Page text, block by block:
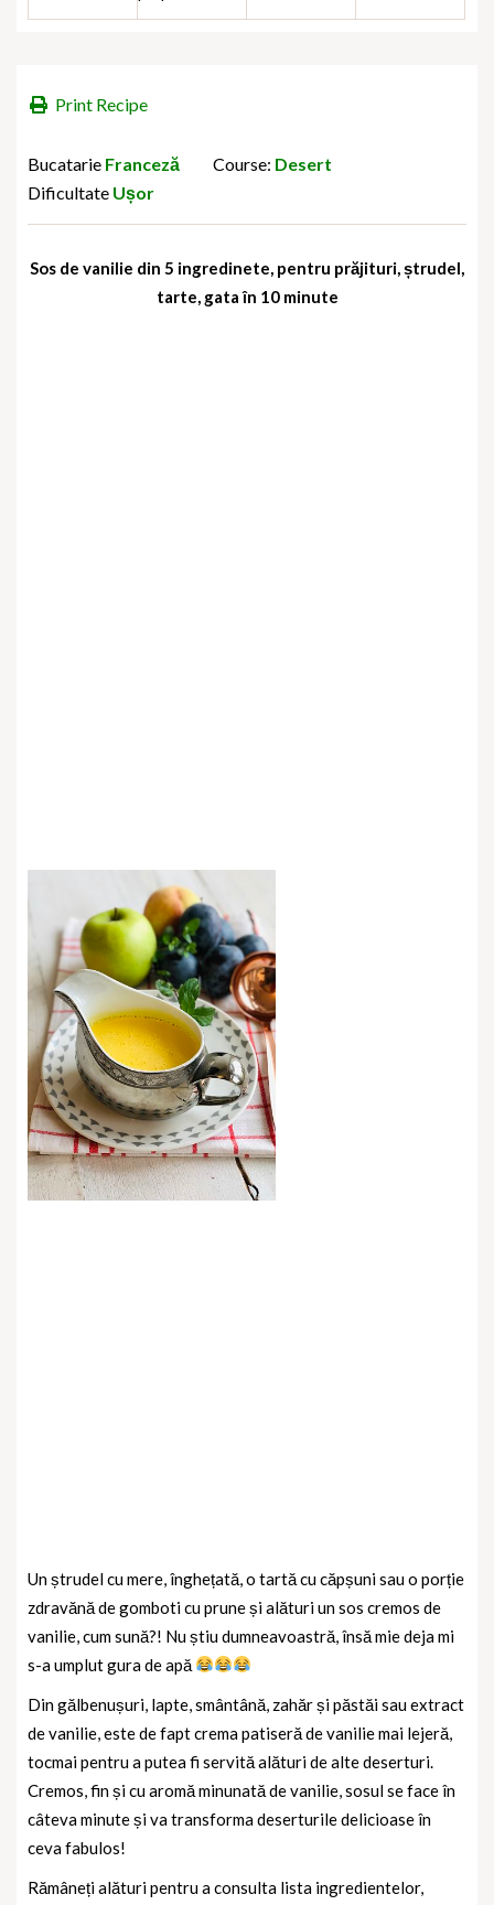
Print Recipe
Bucatarie Franceză Course: Desert
Dificultate Ușor
Sos de vanilie din 5 ingredinete, pentru prăjituri, ștrudel,
tarte, gata în 10 minute
Un ștrudel cu mere, înghețată, o tartă cu căpșuni sau o porție
zdravănă de gomboti cu prune și alături un sos cremos de
vanilie, cum sună?! Nu știu dumneavoastră, însă mie deja mi
s-a umplut gura de apă
Din gălbenușuri, lapte, smântână, zahăr și păstăi sau extract
de vanilie, este de fapt crema patiseră de vanilie mai lejeră,
tocmai pentru a putea fi servită alături de alte deserturi.
Cremos, fin și cu aromă minunată de vanilie, sosul se face în
câteva minute și va transforma deserturile delicioase în
ceva fabulos!
Rămâneți alături pentru a consulta lista ingredientelor,